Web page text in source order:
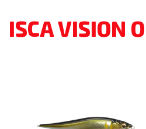
ISCA VISION